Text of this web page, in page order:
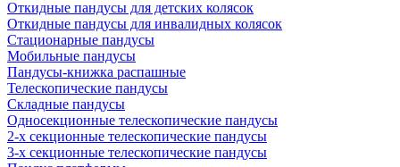
Откидные пандусы для детских колясок
Откидные пандусы для инвалидных колясок
Стационарные пандусы
Мобильные пандусы
Пандусы-книжка распашные
Телескопические пандусы
Складные пандусы
Односекционные телескопические пандусы
2-х секционные телескопические пандусы
3-х секционные телескопические пандусы